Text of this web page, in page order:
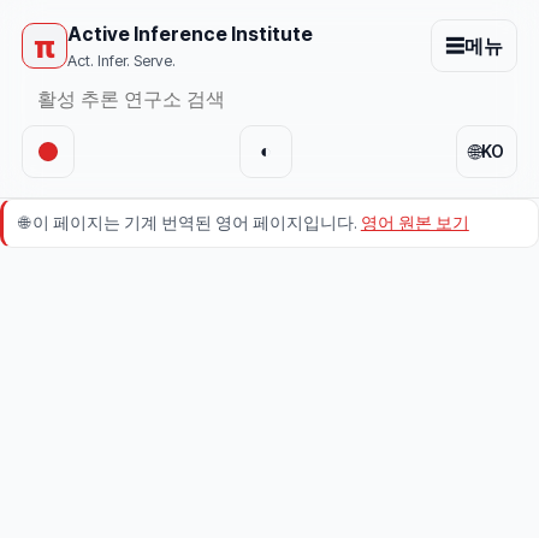
π Active Inference Institute
Act. Infer. Serve.
☰메뉴
🌐KO
◐
🌐이 페이지는 기계 번역된 영어 페이지입니다. 영어 원본 보기